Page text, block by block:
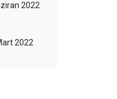
2022
2022